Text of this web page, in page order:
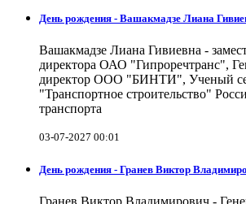
День рождения - Вашакмадзе Лиана
Вашакмадзе Лиана Гивиевна -
директора ОАО "Гипроречтранс",
директор ООО "БИНТИ", Ученый
"Транспортное строительство"
транспорта
03-07-2027 00:01
День рождения - Гранев Виктор